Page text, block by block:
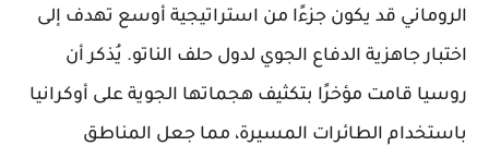
الروماني قد يكون جزءًا من استراتيجية أوسع تهدف إلى
اختبار جاهزية الدفاع الجوي لدول حلف الناتو. يُذكر أن
روسيا قامت مؤخرًا بتكثيف هجماتها الجوية على أوكرانيا
باستخدام الطائرات المسيرة، مما جعل المناطق